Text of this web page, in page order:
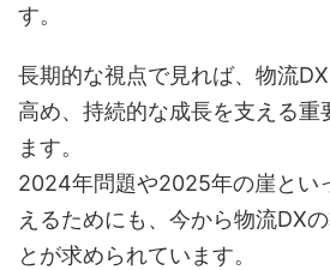
す。
長期的な視点で見れば、物流
高め、持続的な成長を支える重
ます。
2024年問題や2025年の崖とい
えるためにも、今から物流DX
とが求められています。